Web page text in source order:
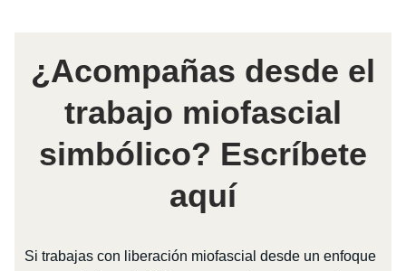
¿Acompañas desde el
trabajo miofascial
simbólico? Escríbete
aquí
Si trabajas con liberación miofascial desde un enfoque